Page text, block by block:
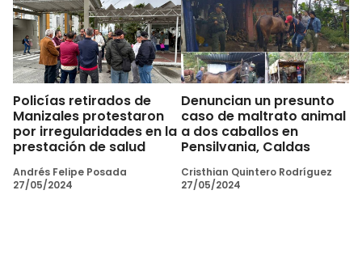
Policías retirados de
Manizales protestaron
por irregularidades en la
prestación de salud
Andrés Felipe Posada
27/05/2024
Denuncian un presunto
caso de maltrato animal
a dos caballos en
Pensilvania, Caldas
Cristhian Quintero Rodríguez
27/05/2024